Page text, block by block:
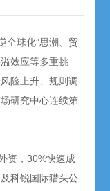
全球化”思潮、贸
效应等多重挑
险上升、规则调
研究中心连续第
资，30%快速成
科锐国际猎头公